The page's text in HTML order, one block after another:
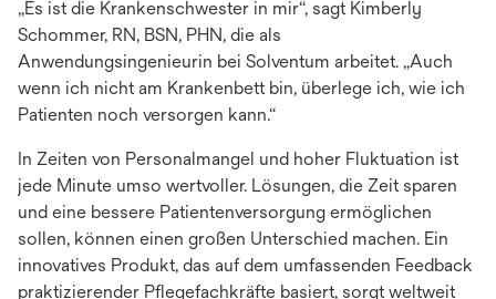
„Es ist die Krankenschwester in mir“, sagt Kimberly
Schommer, RN, BSN, PHN, die als
Anwendungsingenieurin bei Solventum arbeitet. „Auch
wenn ich nicht am Krankenbett bin, überlege ich, wie ich
Patienten noch versorgen kann.“
In Zeiten von Personalmangel und hoher Fluktuation ist
jede Minute umso wertvoller. Lösungen, die Zeit sparen
und eine bessere Patientenversorgung ermöglichen
sollen, können einen großen Unterschied machen. Ein
innovatives Produkt, das auf dem umfassenden Feedback
praktizierender Pflegefachkräfte basiert, sorgt weltweit